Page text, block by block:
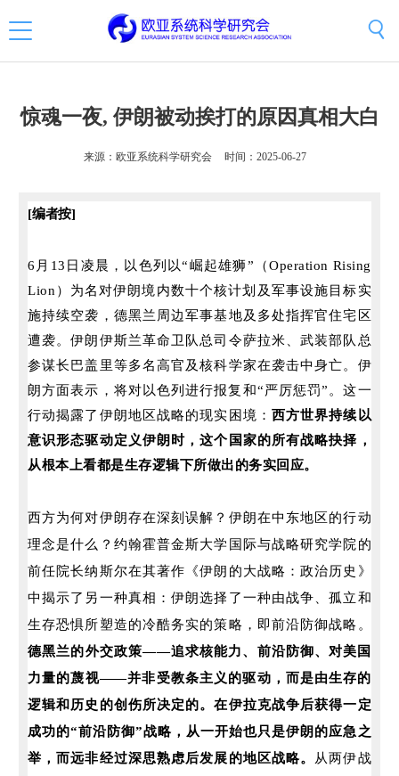
惊魂一夜, 伊朗被动挨打的原因真相大白
来源：欧亚系统科学研究会 时间：2025-06-27
[编者按]
6月13日凌晨，以色列以“崛起雄狮”（Operation Rising
Lion）为名 对伊朗境内数十个核计划及军事设施目标实
施持续空袭，德黑兰周边军事基地及多处指挥官住宅区
遭袭。伊朗伊斯兰革命卫队总司令萨拉米、武装部队总
参谋长巴盖里等多名高官及核科学家在袭击中身亡。 伊
朗方面表示，将对以色列进行报复和“严厉惩罚”。这一
行动揭露了 伊朗地区战略的现实困境： 西方世界持续以
意识形态驱动定义伊朗时，这个国家的所有战略抉择，
从根本上看都是生存逻辑下所做出的务实回应。
西方为何对伊朗存在深刻误解？伊朗在中东地区的行动
理念是什么？ 约翰霍普金斯大学 国际与战略研究学院的
前任院长纳斯尔在其著作《伊朗的大战略：政治历史》
中揭示了另一种真相：伊朗选择了一种由战争、孤立和
生存恐惧所塑造的冷酷务实的策略，即前沿防御战略。
德黑兰的外交政策——追求核能力、前沿防御、对美国
力量的蔑视——并非受教条主义的驱动，而是由生存的
逻辑和历史的创伤所决定的。在伊拉克战争后获得一定
成功的“前沿防御”战略，从一开始也只是伊朗的应急之
举，而远非经过深思熟虑后发展的地区战略。
从两伊战